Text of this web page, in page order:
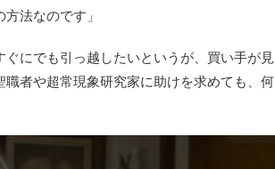
法なのです」
にでも引っ越したいというが、買い手が見
者や超常現象研究家に助けを求めても、何